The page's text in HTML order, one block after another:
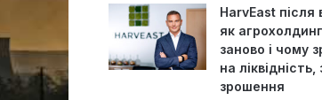
HarvEast після
як
заново і чому
на
зрошення